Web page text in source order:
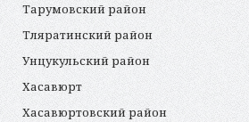
Тарумовский район
Тляратинский район
Унцукульский район
Хасавюрт
Хасавюртовский район